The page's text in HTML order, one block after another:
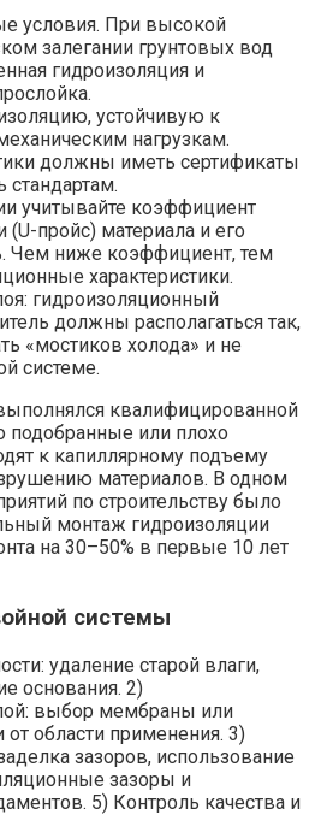
условия. При высокой
залегании грунтовых вод
гидроизоляция и
устойчивую к
нагрузкам.
должны иметь сертификаты
стандартам.
учитывайте коэффициент
(U-пройс) материала и его
Чем ниже коэффициент, тем
характеристики.
гидроизоляционный
должны располагаться так,
«мостиков холода» и не
системе.
квалифицированной
подобранные или плохо
к капиллярному подъему
материалов. В одном
по строительству было
монтаж гидроизоляции
на 30–50% в первые 10 лет
системы
удаление старой влаги,
основания. 2)
выбор мембраны или
области применения. 3)
зазоров, использование
зазоры и
5) Контроль качества и